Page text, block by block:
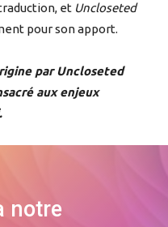
et Uncloseted
pour son apport.
par Uncloseted
aux enjeux
notre